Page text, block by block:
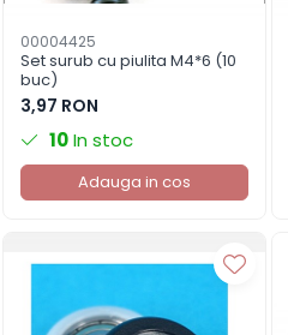
00004425
Set surub cu piulita M4*6 (10
buc)
3,97 RON
10In stoc
Adauga in cos